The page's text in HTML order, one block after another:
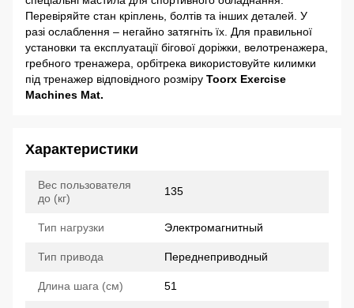
Перевіряйте стан кріплень, болтів та інших деталей. У
разі ослаблення – негайно затягніть їх. Для правильної
установки та експлуатації бігової доріжки, велотренажера,
гребного тренажера, орбітрека використовуйте килимки
під тренажер відповідного розміру Toorx Exercise
Machines Mat.
Характеристики
Вес пользователя
до (кг)
135
Тип нагрузки Электромагнитный
Тип привода Переднеприводный
Длина шага (см) 51